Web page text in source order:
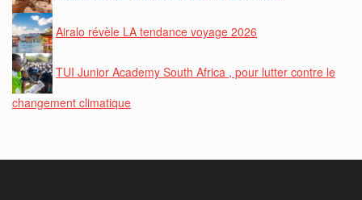
Airalo révèle LA tendance voyage 2026
TUI Junior Academy South Africa , pour lutter contre le
changement climatique